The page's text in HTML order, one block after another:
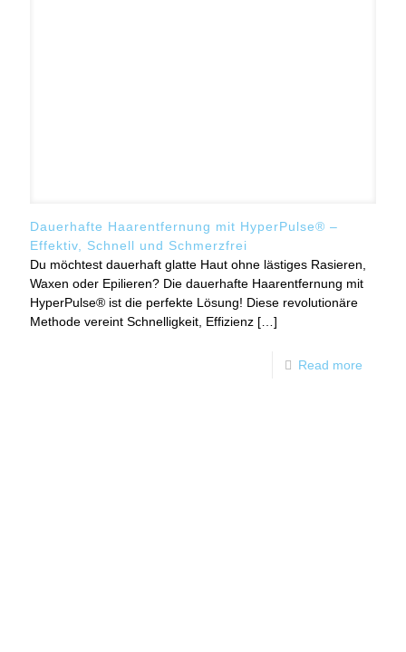
Dauerhafte Haarentfernung mit HyperPulse® –
Effektiv, Schnell und Schmerzfrei
Du möchtest dauerhaft glatte Haut ohne lästiges Rasieren,
Waxen oder Epilieren? Die dauerhafte Haarentfernung mit
HyperPulse® ist die perfekte Lösung! Diese revolutionäre
Methode vereint Schnelligkeit, Effizienz […]
Read more